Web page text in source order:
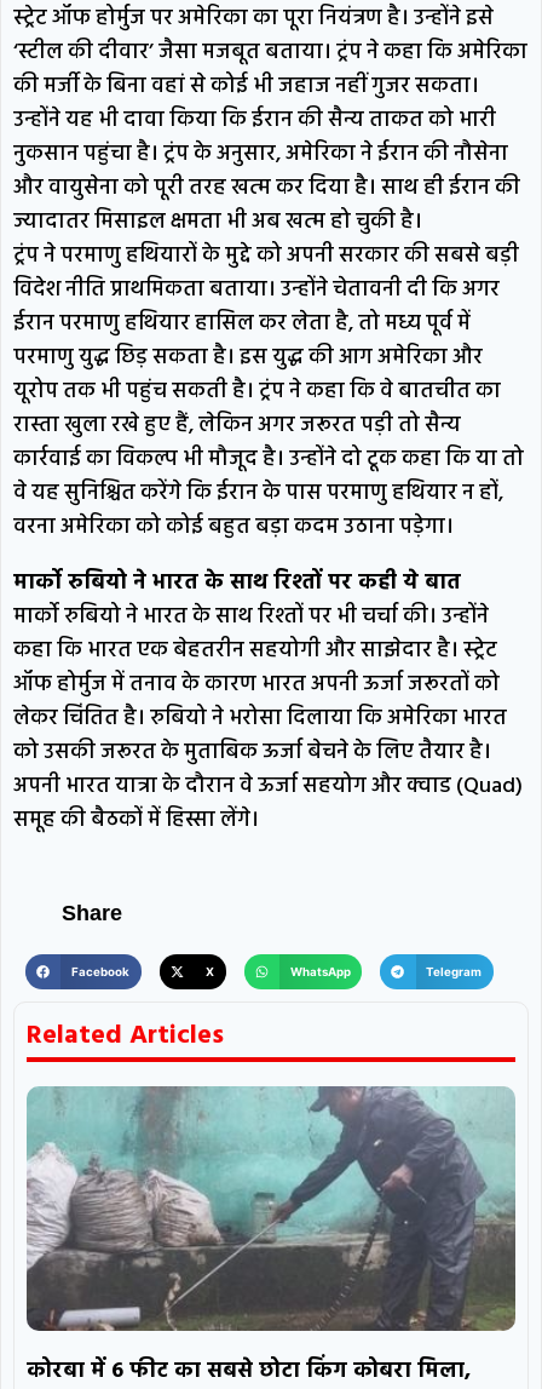
स्ट्रेट ऑफ होर्मुज पर अमेरिका का पूरा नियंत्रण है। उन्होंने इसे
‘स्टील की दीवार’ जैसा मजबूत बताया। ट्रंप ने कहा कि अमेरिका
की मर्जी के बिना वहां से कोई भी जहाज नहीं गुजर सकता।
उन्होंने यह भी दावा किया कि ईरान की सैन्य ताकत को भारी
नुकसान पहुंचा है। ट्रंप के अनुसार, अमेरिका ने ईरान की नौसेना
और वायुसेना को पूरी तरह खत्म कर दिया है। साथ ही ईरान की
ज्यादातर मिसाइल क्षमता भी अब खत्म हो चुकी है।
ट्रंप ने परमाणु हथियारों के मुद्दे को अपनी सरकार की सबसे बड़ी
विदेश नीति प्राथमिकता बताया। उन्होंने चेतावनी दी कि अगर
ईरान परमाणु हथियार हासिल कर लेता है, तो मध्य पूर्व में
परमाणु युद्ध छिड़ सकता है। इस युद्ध की आग अमेरिका और
यूरोप तक भी पहुंच सकती है। ट्रंप ने कहा कि वे बातचीत का
रास्ता खुला रखे हुए हैं, लेकिन अगर जरूरत पड़ी तो सैन्य
कार्रवाई का विकल्प भी मौजूद है। उन्होंने दो टूक कहा कि या तो
वे यह सुनिश्चित करेंगे कि ईरान के पास परमाणु हथियार न हों,
वरना अमेरिका को कोई बहुत बड़ा कदम उठाना पड़ेगा।
मार्को रुबियो ने भारत के साथ रिश्तों पर कही ये बात
मार्को रुबियो ने भारत के साथ रिश्तों पर भी चर्चा की। उन्होंने
कहा कि भारत एक बेहतरीन सहयोगी और साझेदार है। स्ट्रेट
ऑफ होर्मुज में तनाव के कारण भारत अपनी ऊर्जा जरूरतों को
लेकर चिंतित है। रुबियो ने भरोसा दिलाया कि अमेरिका भारत
को उसकी जरूरत के मुताबिक ऊर्जा बेचने के लिए तैयार है।
अपनी भारत यात्रा के दौरान वे ऊर्जा सहयोग और क्वाड (Quad)
समूह की बैठकों में हिस्सा लेंगे।
Share
Facebook X WhatsApp Telegram
Related Articles
कोरबा में 6 फीट का सबसे छोटा किंग कोबरा मिला,